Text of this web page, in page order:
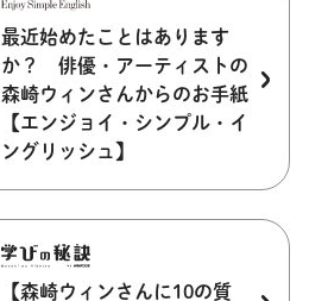
最近始めたことはあります
か？ 俳優・アーティストの
森崎ウィンさんからのお手紙
【エンジョイ・シンプル・イ
ングリッシュ】
【森崎ウィンさんに10の質